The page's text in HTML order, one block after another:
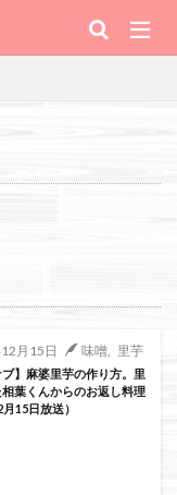
月15日 味噌, 里芋
ブ】麻婆里芋の作り方。里
葉くんからのお返し料理
15日放送）
'番組' (this will
themes/the-